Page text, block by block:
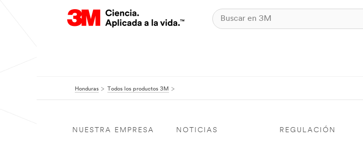
Honduras Todos los productos 3M
NUESTRA EMPRESA NOTICIAS REGULACIÓN